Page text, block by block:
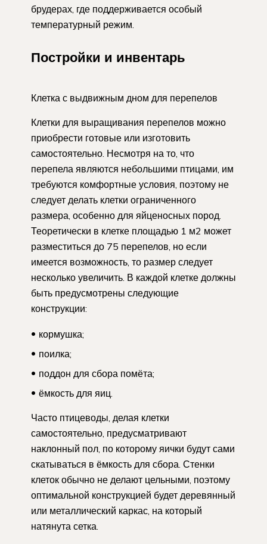
брудерах, где поддерживается особый
температурный режим.
Постройки и инвентарь
Клетка с выдвижным дном для перепелов
Клетки для выращивания перепелов можно
приобрести готовые или изготовить
самостоятельно. Несмотря на то, что
перепела являются небольшими птицами, им
требуются комфортные условия, поэтому не
следует делать клетки ограниченного
размера, особенно для яйценосных пород.
Теоретически в клетке площадью 1 м2 может
разместиться до 75 перепелов, но если
имеется возможность, то размер следует
несколько увеличить. В каждой клетке должны
быть предусмотрены следующие
конструкции:
кормушка;
поилка;
поддон для сбора помёта;
ёмкость для яиц.
Часто птицеводы, делая клетки
самостоятельно, предусматривают
наклонный пол, по которому яички будут сами
скатываться в ёмкость для сбора. Стенки
клеток обычно не делают цельными, поэтому
оптимальной конструкцией будет деревянный
или металлический каркас, на который
натянута сетка.